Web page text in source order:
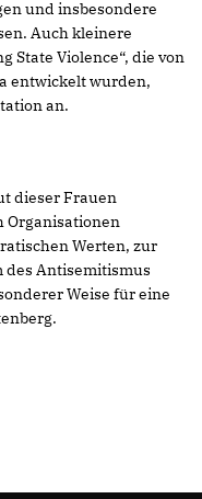
und insbesondere
Auch kleinere
State Violence“, die von
entwickelt wurden,
an.
dieser Frauen
Organisationen
Werten, zur
des Antisemitismus
Weise für eine